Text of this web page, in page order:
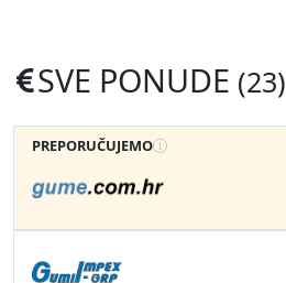
SVE PONUDE (23)
PREPORUČUJEMO